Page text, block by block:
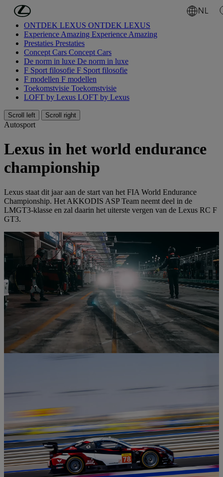
Ga naar de hoofdinhoud NL
ONTDEK LEXUS ONTDEK LEXUS
Experience Amazing Experience Amazing
Prestaties Prestaties
Concept Cars Concept Cars
De norm in luxe De norm in luxe
F Sport filosofie F Sport filosofie
F modellen F modellen
Toekomstvisie Toekomstvisie
LOFT by Lexus LOFT by Lexus
Scroll left Scroll right
Autosport
Lexus in het world endurance
championship
Lexus staat dit jaar aan de start van het FIA World Endurance
Championship. Het AKKODIS ASP Team neemt deel in de
LMGT3-klasse en zal daarin het uiterste vergen van de Lexus RC F
GT3.
0:18 / 0:30